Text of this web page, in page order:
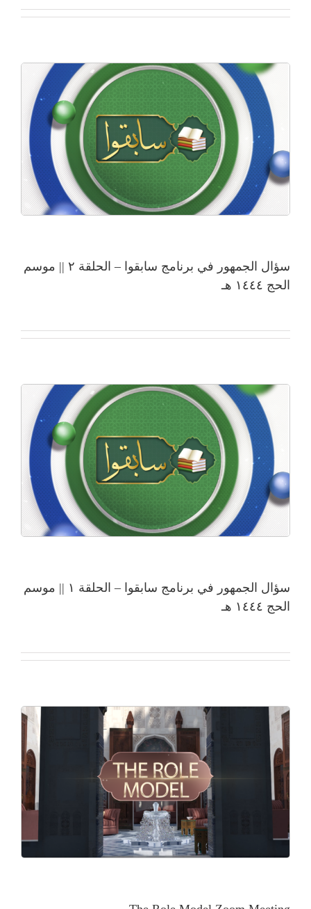
سؤال الجمهور في برنامج سابقوا – الحلقة ٢ || موسم
الحج ١٤٤٤ هـ
سؤال الجمهور في برنامج سابقوا – الحلقة ١ || موسم
الحج ١٤٤٤ هـ